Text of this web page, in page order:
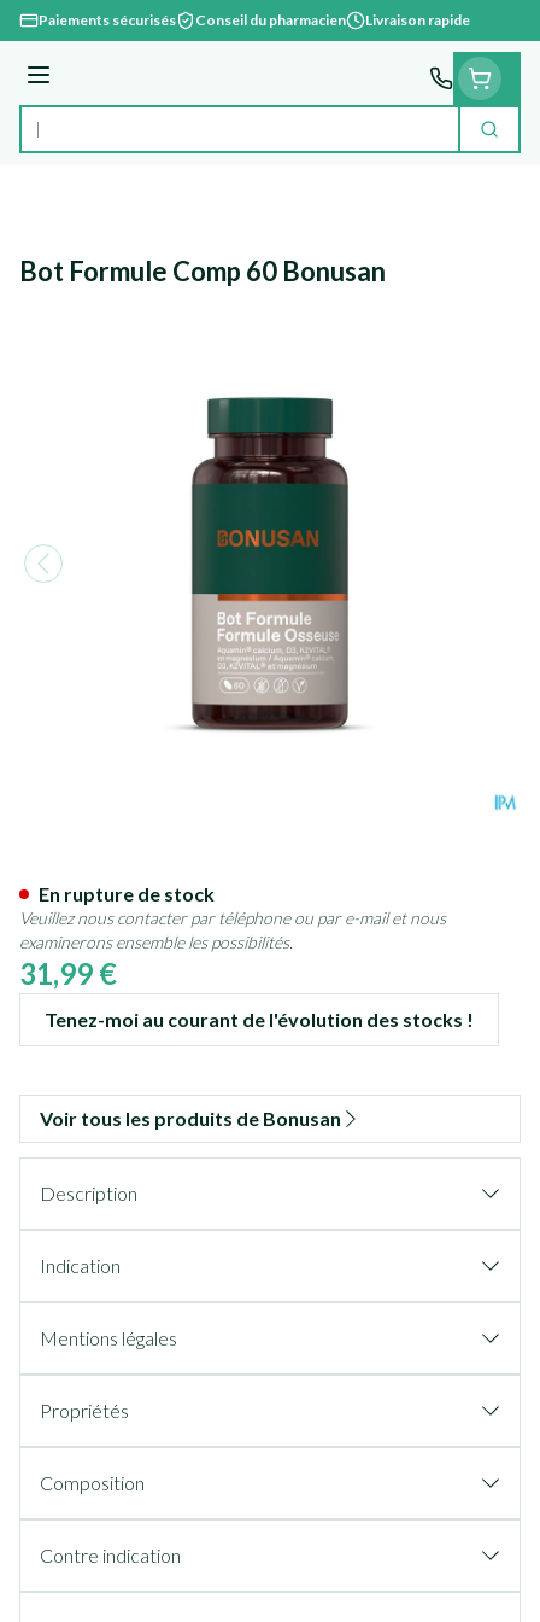
Aller au contenu
Paiements sécurisés Conseil du pharmacien Livraison rapide
Menu
Rechercher
Bot Formule Comp 60 Bonusan
31,99 €
Tenez-moi au courant de l'évolution des stocks !
En rupture de stock
Veuillez nous contacter par téléphone ou par e-mail et nous
examinerons ensemble les possibilités.
Voir tous les produits de Bonusan
Description
Indication
Mentions légales
Propriétés
Composition
Contre indication